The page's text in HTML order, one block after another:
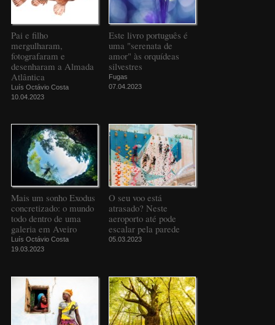
Pai e filho
mergulharam,
fotografaram e
desenharam a Almada
Atlântica
Luís Octávio Costa
10.04.2023
Este livro português é
uma "serenata de
amor" às orquídeas
silvestres
Fugas
07.04.2023
Mais um sonho Exodus
concretizado: o mundo
todo dentro de uma
galeria em Aveiro
Luís Octávio Costa
19.03.2023
O seu voo está
atrasado? Neste
aeroporto até pode
escalar pela parede
05.03.2023